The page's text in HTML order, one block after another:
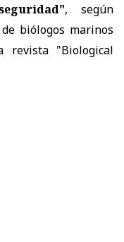
, según
biólogos marinos
revista "Biological